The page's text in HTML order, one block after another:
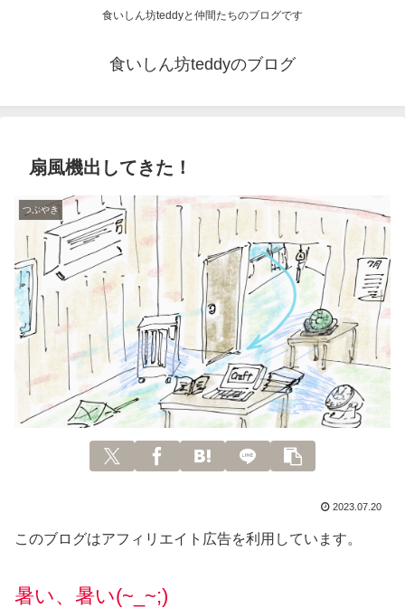
食いしん坊teddyと仲間たちのブログです
食いしん坊teddyのブログ
扇風機出してきた！
つぶやき
2023.07.20
このブログはアフィリエイト広告を利用しています。
暑い、暑い(~_~;)